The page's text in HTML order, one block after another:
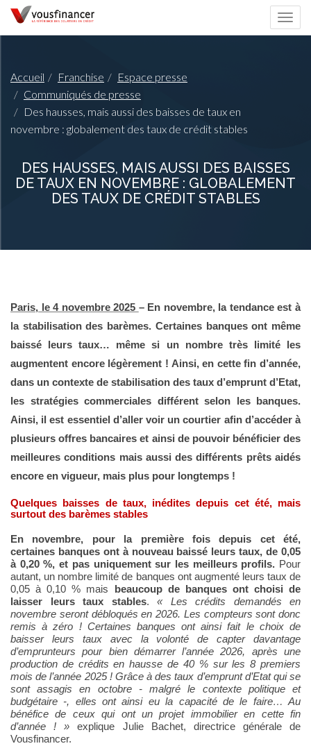
Accueil Franchise
Espace presse
Communiqués de presse
Des hausses, mais aussi des baisses de taux en
novembre : globalement des taux de crédit stables
DES HAUSSES, MAIS AUSSI DES BAISSES
DE TAUX EN NOVEMBRE : GLOBALEMENT
DES TAUX DE CRÉDIT STABLES
Paris, le 4 novembre 2025 – En novembre, la tendance est à
la stabilisation des barèmes. Certaines banques ont même
baissé leurs taux… même si un nombre très limité les
augmentent encore légèrement ! Ainsi, en cette fin d’année,
dans un contexte de stabilisation des taux d’emprunt d’Etat,
les stratégies commerciales différent selon les banques.
Ainsi, il est essentiel d’aller voir un courtier afin d’accéder à
plusieurs offres bancaires et ainsi de pouvoir bénéficier des
meilleures conditions mais aussi des différents prêts aidés
encore en vigueur, mais plus pour longtemps !
Quelques baisses de taux, inédites depuis cet été, mais
surtout des barèmes stables
En novembre, pour la première fois depuis cet été,
certaines banques ont à nouveau baissé leurs taux, de 0,05
à 0,20 %, et pas uniquement sur les meilleurs profils. Pour
autant, un nombre limité de banques ont augmenté leurs taux de
0,05 à 0,10 % mais
beaucoup de banques ont choisi de
laisser leurs taux stables. «
Les crédits demandés en
novembre seront débloqués en 2026. Les compteurs sont donc
remis à zéro ! Certaines banques ont ainsi fait le choix de
baisser leurs taux avec la volonté de capter davantage
d’emprunteurs pour bien démarrer l’année 2026, après une
production de crédits en hausse de 40 % sur les 8 premiers
mois de l’année 2025 ! Grâce à des taux d’emprunt d’Etat qui se
sont assagis en octobre - malgré le contexte politique et
budgétaire -, elles ont ainsi eu la capacité de le faire… Au
bénéfice de ceux qui ont un projet immobilier en cette fin
d’année
! »explique Julie Bachet, directrice générale de
Vousfinancer.